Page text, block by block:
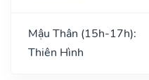
Mậu Thân (15h-17h):
Thiên Hình